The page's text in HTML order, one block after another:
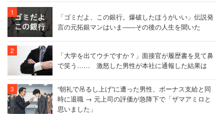
「ゴミだよ、この銀行。爆破したほうがいい」伝説発
言の元拓銀マンはいま――その後の人生を聞いた
「大学を出てウチですか？」面接官が履歴書を見て鼻
で笑う…… 激怒した男性が本社に通報した結果は
“朝礼で吊るし上げ”に遭った男性、ボーナス支給と同
時に退職 → 元上司の評価が急降下で「ザマアミロと
思いました」